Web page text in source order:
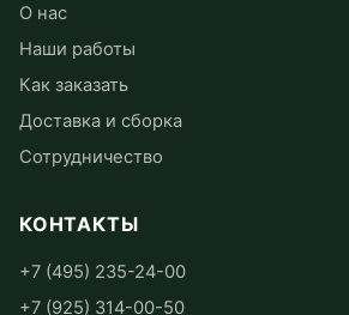
О нас
Наши работы
Как заказать
Доставка и сборка
Сотрудничество
КОНТАКТЫ
+7 (495) 235-24-00
+7 (925) 314-00-50